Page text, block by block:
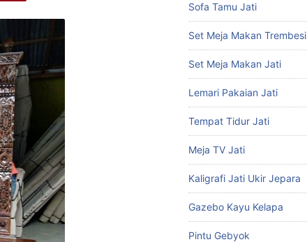
Sofa Tamu Jati
Set Meja Makan Trembesi
Set Meja Makan Jati
Lemari Pakaian Jati
Tempat Tidur Jati
Meja TV Jati
Kaligrafi Jati Ukir Jepara
Gazebo Kayu Kelapa
Pintu Gebyok